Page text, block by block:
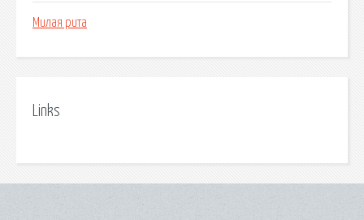
Милая рита
Links